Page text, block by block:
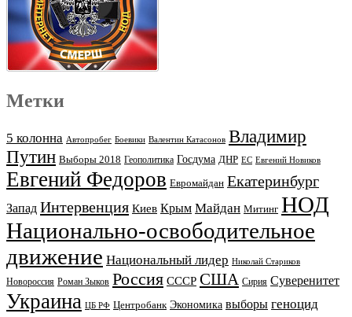
Метки
5 колонна Автопробег Боевики Валентин Катасонов Владимир
Путин Выборы 2018 Геополитика Госдума ДНР ЕС Евгений Новиков
Евгений Федоров Евромайдан Екатеринбург
Запад Интервенция Киев Крым Майдан Митинг НОД
Национально-освободительное
движение Национальный лидер Николай Стариков
Новороссия Роман Зыков Россия СССР США Сирия Суверенитет
Украина ЦБ РФ Центробанк Экономика выборы геноцид